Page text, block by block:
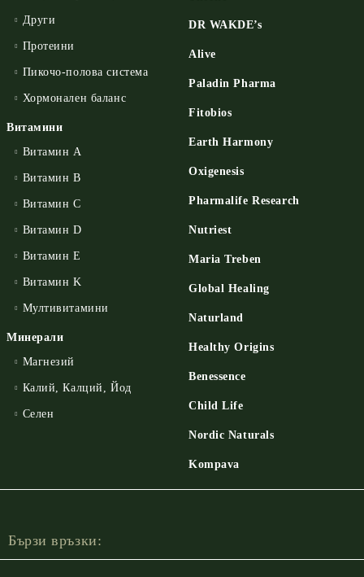
Други
Протеини
Пикочо-полова система
Хормонален баланс
Витамини
Витамин А
Витамин B
Витамин C
Витамин D
Витамин E
Витамин K
Мултивитамини
Минерали
Магнезий
Калий, Калций, Йод
Селен
DR WAKDE’s
Alive
Paladin Pharma
Fitobios
Earth Harmony
Oxigenesis
Pharmalife Research
Nutriest
Maria Treben
Global Healing
Naturland
Healthy Origins
Benessence
Child Life
Nordic Naturals
Kompava
Бързи връзки: